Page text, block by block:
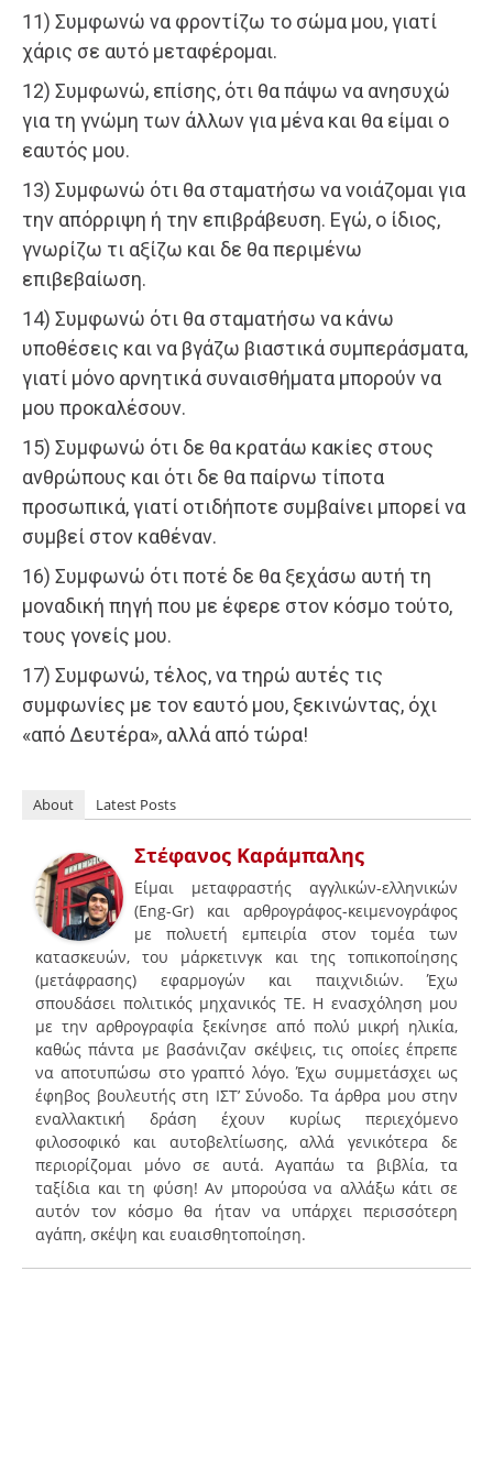
11) Συμφωνώ να φροντίζω το σώμα μου, γιατί
χάρις σε αυτό μεταφέρομαι.
12) Συμφωνώ, επίσης, ότι θα πάψω να ανησυχώ
για τη γνώμη των άλλων για μένα και θα είμαι ο
εαυτός μου.
13) Συμφωνώ ότι θα σταματήσω να νοιάζομαι για
την απόρριψη ή την επιβράβευση. Εγώ, ο ίδιος,
γνωρίζω τι αξίζω και δε θα περιμένω
επιβεβαίωση.
14) Συμφωνώ ότι θα σταματήσω να κάνω
υποθέσεις και να βγάζω βιαστικά συμπεράσματα,
γιατί μόνο αρνητικά συναισθήματα μπορούν να
μου προκαλέσουν.
15) Συμφωνώ ότι δε θα κρατάω κακίες στους
ανθρώπους και ότι δε θα παίρνω τίποτα
προσωπικά, γιατί οτιδήποτε συμβαίνει μπορεί να
συμβεί στον καθέναν.
16) Συμφωνώ ότι ποτέ δε θα ξεχάσω αυτή τη
μοναδική πηγή που με έφερε στον κόσμο τούτο,
τους γονείς μου.
17) Συμφωνώ, τέλος, να τηρώ αυτές τις
συμφωνίες με τον εαυτό μου, ξεκινώντας, όχι
«από Δευτέρα», αλλά από τώρα!
About Latest Posts
Στέφανος Καράμπαλης
Είμαι μεταφραστής αγγλικών-ελληνικών
(Eng-Gr) και αρθρογράφος-κειμενογράφος
με πολυετή εμπειρία στον τομέα των
κατασκευών, του μάρκετινγκ και της τοπικοποίησης
(μετάφρασης) εφαρμογών και παιχνιδιών. Έχω
σπουδάσει πολιτικός μηχανικός ΤΕ. Η ενασχόληση μου
με την αρθρογραφία ξεκίνησε από πολύ μικρή ηλικία,
καθώς πάντα με βασάνιζαν σκέψεις, τις οποίες έπρεπε
να αποτυπώσω στο γραπτό λόγο. Έχω συμμετάσχει ως
έφηβος βουλευτής στη ΙΣΤ’ Σύνοδο. Τα άρθρα μου στην
εναλλακτική δράση έχουν κυρίως περιεχόμενο
φιλοσοφικό και αυτοβελτίωσης, αλλά γενικότερα δε
περιορίζομαι μόνο σε αυτά. Αγαπάω τα βιβλία, τα
ταξίδια και τη φύση! Αν μπορούσα να αλλάξω κάτι σε
αυτόν τον κόσμο θα ήταν να υπάρχει περισσότερη
αγάπη, σκέψη και ευαισθητοποίηση.